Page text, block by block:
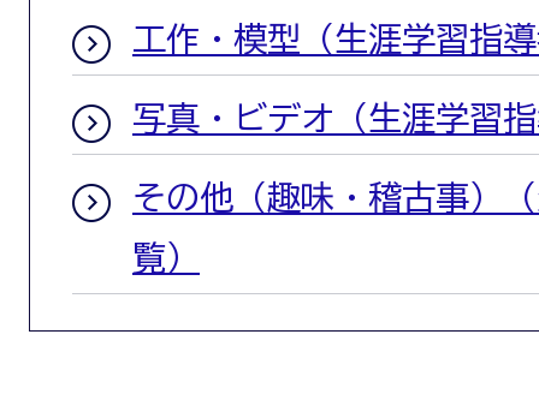
工作・模型（生涯学習指
写真・ビデオ（生涯学習
その他（趣味・稽古事）
覧）